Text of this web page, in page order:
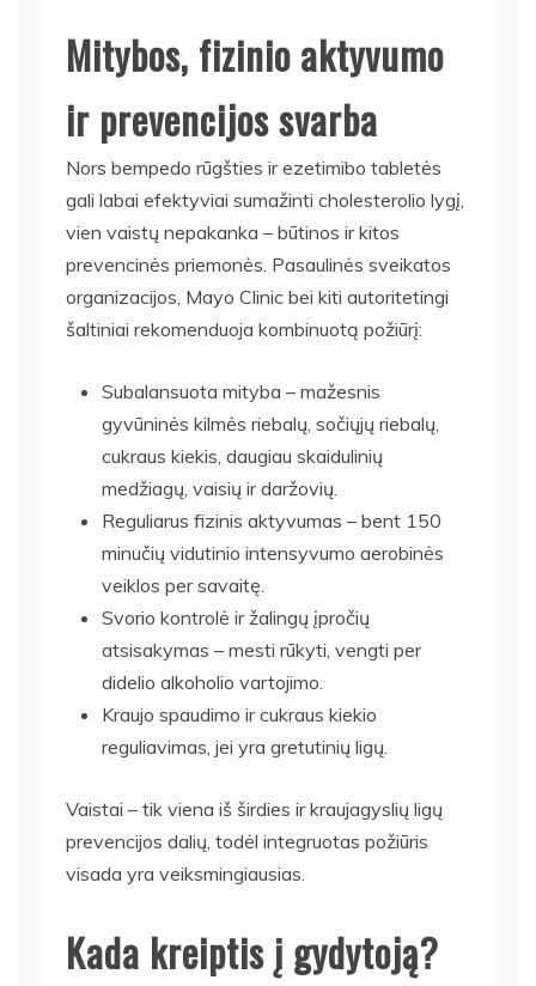
Mitybos, fizinio aktyvumo
ir prevencijos svarba
Nors bempedo rūgšties ir ezetimibo tabletės
gali labai efektyviai sumažinti cholesterolio lygį,
vien vaistų nepakanka – būtinos ir kitos
prevencinės priemonės. Pasaulinės sveikatos
organizacijos, Mayo Clinic bei kiti autoritetingi
šaltiniai rekomenduoja kombinuotą požiūrį:
Subalansuota mityba – mažesnis
gyvūninės kilmės riebalų, sočiųjų riebalų,
cukraus kiekis, daugiau skaidulinių
medžiagų, vaisių ir daržovių.
Reguliarus fizinis aktyvumas – bent 150
minučių vidutinio intensyvumo aerobinės
veiklos per savaitę.
Svorio kontrolė ir žalingų įpročių
atsisakymas – mesti rūkyti, vengti per
didelio alkoholio vartojimo.
Kraujo spaudimo ir cukraus kiekio
reguliavimas, jei yra gretutinių ligų.
Vaistai – tik viena iš širdies ir kraujagyslių ligų
prevencijos dalių, todėl integruotas požiūris
visada yra veiksmingiausias.
Kada kreiptis į gydytoją?